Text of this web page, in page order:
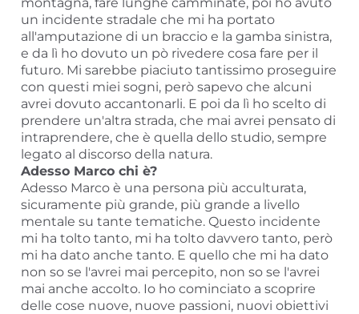
un incidente stradale che mi ha portato
all'amputazione di un braccio e la gamba sinistra,
e da lì ho dovuto un pò rivedere cosa fare per il
futuro. Mi sarebbe piaciuto tantissimo proseguire
con questi miei sogni, però sapevo che alcuni
avrei dovuto accantonarli. E poi da lì ho scelto di
prendere un'altra strada, che mai avrei pensato di
intraprendere, che è quella dello studio, sempre
legato al discorso della natura.
Adesso Marco chi è?
Adesso Marco è una persona più acculturata,
sicuramente più grande, più grande a livello
mentale su tante tematiche. Questo incidente
mi ha tolto tanto, mi ha tolto davvero tanto, però
mi ha dato anche tanto. E quello che mi ha dato
non so se l'avrei mai percepito, non so se l'avrei
mai anche accolto. Io ho cominciato a scoprire
delle cose nuove, nuove passioni, nuovi obiettivi